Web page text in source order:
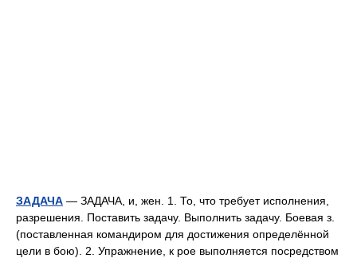
ЗАДАЧА — ЗАДАЧА, и, жен. 1. То, что требует исполнения,
разрешения. Поставить задачу. Выполнить задачу. Боевая з.
(поставленная командиром для достижения определённой
цели в бою). 2. Упражнение, к рое выполняется посредством